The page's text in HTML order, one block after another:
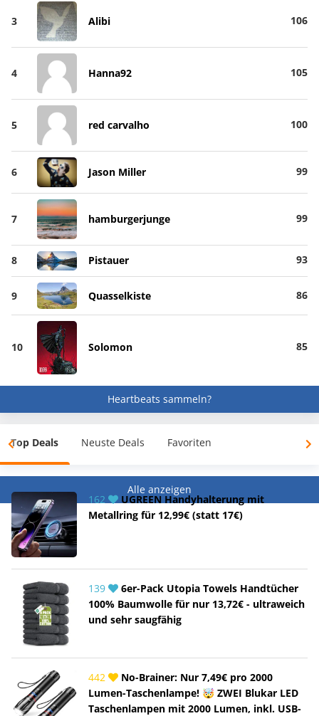
3 Alibi 106
4 Hanna92 105
5 red carvalho 100
6 Jason Miller 99
7 hamburgerjunge 99
8 Pistauer 93
9 Quasselkiste 86
10 Solomon 85
Heartbeats sammeln?
Top Deals Neuste Deals Favoriten
Alle anzeigen
162
UGREEN Handyhalterung mit
Metallring für 12,99€ (statt 17€)
139
6er-Pack Utopia Towels Handtücher
100% Baumwolle für nur 13,72€ - ultraweich
und sehr saugfähig
442
No-Brainer: Nur 7,49€ pro 2000
Lumen-Taschenlampe! 🤯 ZWEI Blukar LED
Taschenlampen mit 2000 Lumen, inkl. USB-